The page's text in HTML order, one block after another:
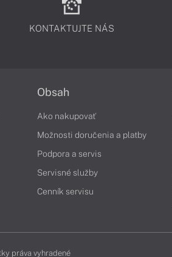
KONTAKTUJTE NÁS
Obsah
Ako nakupovať
Možnosti doručenia a platby
Podpora a servis
Servisné služby
Cenník servisu
práva vyhradené